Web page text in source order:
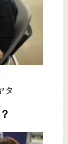
タ